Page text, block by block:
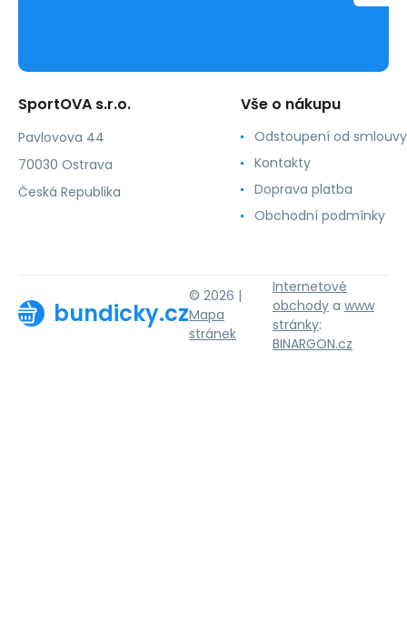
SportOVA s.r.o.
Pavlovova 44
70030 Ostrava
Česká Republika
Vše o nákupu
Odstoupení od smlouvy
Kontakty
Doprava platba
Obchodní podmínky
bundicky.cz
© 2026 |
Mapa
stránek
Internetové
obchody a www
stránky:
BINARGON.cz